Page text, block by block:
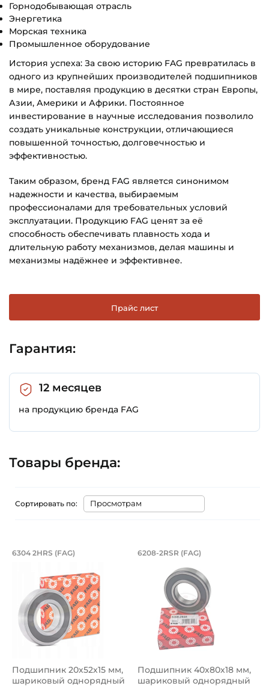
Горнодобывающая отрасль
Энергетика
Морская техника
Промышленное оборудование
История успеха: За свою историю FAG превратилась в
одного из крупнейших производителей подшипников
в мире, поставляя продукцию в десятки стран Европы,
Азии, Америки и Африки. Постоянное
инвестирование в научные исследования позволило
создать уникальные конструкции, отличающиеся
повышенной точностью, долговечностью и
эффективностью.
Таким образом, бренд FAG является синонимом
надежности и качества, выбираемым
профессионалами для требовательных условий
эксплуатации. Продукцию FAG ценят за её
способность обеспечивать плавность хода и
длительную работу механизмов, делая машины и
механизмы надёжнее и эффективнее.
Прайс лист
Гарантия:
12 месяцев
на продукцию бренда FAG
Товары бренда:
Сортировать по:
Подшипник 20х52х15 мм, шариковый
6304 2HRS (FAG)
Подшипник 20х52х15 мм,
шариковый однорядный
Подшипник
6208-2RSR (FAG)
Подшипник 40х80х18 мм,
шариковый однорядный